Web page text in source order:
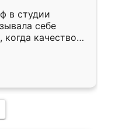
в студии
себе
когда качеством
уже почти